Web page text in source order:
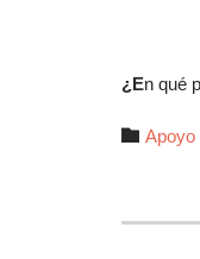
¿En qué
 Autor
Apoyo